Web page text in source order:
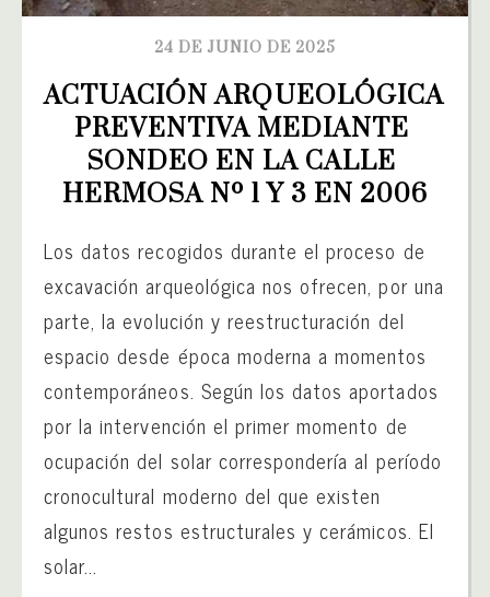
24 DE JUNIO DE 2025
ACTUACIÓN ARQUEOLÓGICA
PREVENTIVA MEDIANTE
SONDEO EN LA CALLE
HERMOSA Nº 1 Y 3 EN 2006
Los datos recogidos durante el proceso de
excavación arqueológica nos ofrecen, por una
parte, la evolución y reestructuración del
espacio desde época moderna a momentos
contemporáneos. Según los datos aportados
por la intervención el primer momento de
ocupación del solar correspondería al período
cronocultural moderno del que existen
algunos restos estructurales y cerámicos. El
solar...